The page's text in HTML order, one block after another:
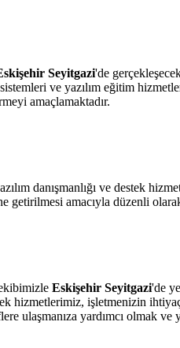
Seyitgazi'de
ve yazılım eğitim
amaçlamaktadır.
danışmanlığı ve destek
amacıyla düzenli
Eskişehir Seyitgazi'de
hizmetlerimiz, işletmenizin
ulaşmanıza yardımcı olmak